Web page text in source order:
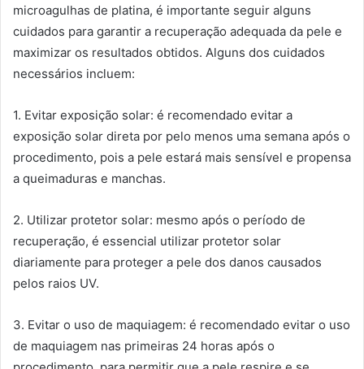
microagulhas de platina, é importante seguir alguns
cuidados para garantir a recuperação adequada da pele e
maximizar os resultados obtidos. Alguns dos cuidados
necessários incluem:
1. Evitar exposição solar: é recomendado evitar a
exposição solar direta por pelo menos uma semana após o
procedimento, pois a pele estará mais sensível e propensa
a queimaduras e manchas.
2. Utilizar protetor solar: mesmo após o período de
recuperação, é essencial utilizar protetor solar
diariamente para proteger a pele dos danos causados
pelos raios UV.
3. Evitar o uso de maquiagem: é recomendado evitar o uso
de maquiagem nas primeiras 24 horas após o